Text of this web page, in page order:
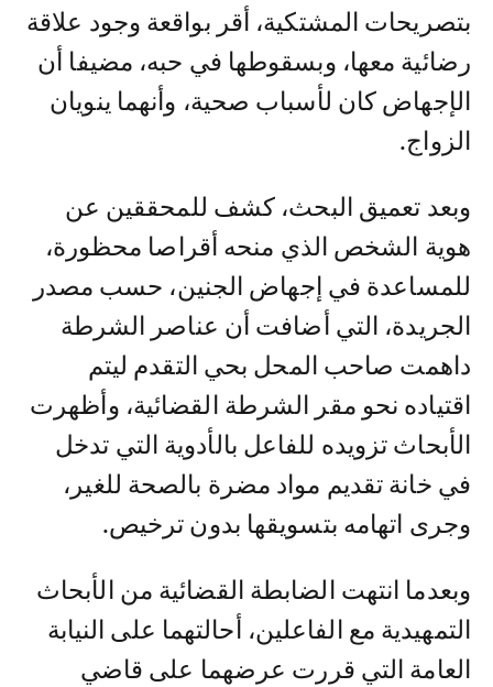
بتصريحات المشتكية، أقر بواقعة وجود علاقة
رضائية معها، وبسقوطها في حبه، مضيفا أن
الإجهاض كان لأسباب صحية، وأنهما ينويان
الزواج.
وبعد تعميق البحث، كشف للمحققين عن
هوية الشخص الذي منحه أقراصا محظورة،
للمساعدة في إجهاض الجنين، حسب مصدر
الجريدة، التي أضافت أن عناصر الشرطة
داهمت صاحب المحل بحي التقدم ليتم
اقتياده نحو مقر الشرطة القضائية، وأظهرت
الأبحاث تزويده للفاعل بالأدوية التي تدخل
في خانة تقديم مواد مضرة بالصحة للغير،
وجرى اتهامه بتسويقها بدون ترخيص.
وبعدما انتهت الضابطة القضائية من الأبحاث
التمهيدية مع الفاعلين، أحالتهما على النيابة
العامة التي قررت عرضهما على قاضي